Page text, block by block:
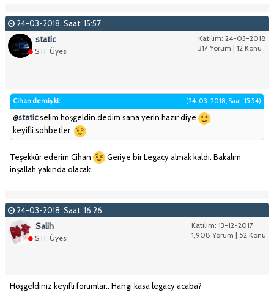
24-03-2018, Saat: 15:57
Katılım: 24-03-2018
317 Yorum | 12 Konu
static
STF Üyesi
(24-03-2018, Saat: 15:54)
Cihan demiş ki:
@staticselim hoşgeldin.dedim sana yerin hazır diye
keyifli sohbetler
Teşekkür ederim Cihan
Geriye bir Legacy almak kaldı. Bakalım
inşallah yakında olacak.
24-03-2018, Saat: 16:26
Katılım: 13-12-2017
1,908 Yorum | 52 Konu
Salih
STF Üyesi
Hoşgeldiniz keyifli forumlar.. Hangi kasa legacy acaba?